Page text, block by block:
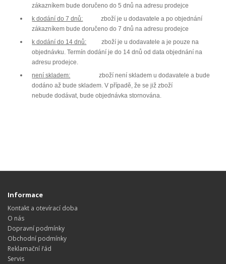
zákazníkem bude doručeno do 5 dnů na adresu prodejce
k dodání do 7 dnů:
zboží je u dodavatele a po objednání
zákazníkem bude doručeno do 7 dnů na adresuprodejce
k dodání do 14 dnů:
zboží je u dodavatele a je pouze na
objednávku. Termín dodání jedo 14 dnů od data objednání na
adresu prodejce.
není skladem:
zboží není skladem u dodavatele a bude
dodáno až bude skladem. V případě, že se již zboží
nebudedodávat, bude objednávka stornována.
Informace
Kontakt a otevírací doba
O nás
Dopravní podmínky
Obchodní podmínky
Reklamační řád
Servis